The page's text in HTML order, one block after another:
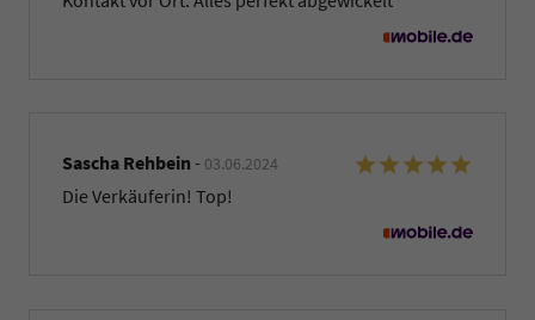
Sascha Rehbein- 03.06.2024
Die Verkäuferin! Top!